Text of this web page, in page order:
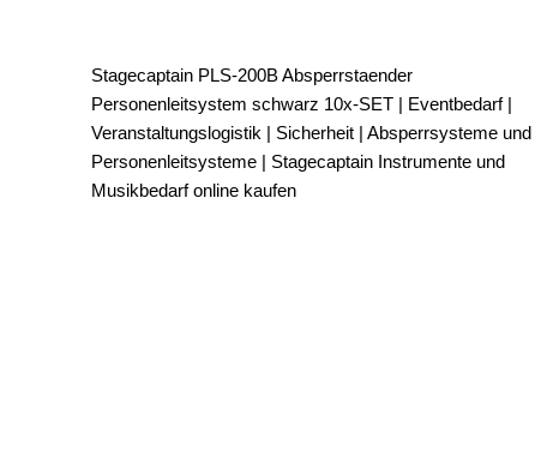
Stagecaptain PLS-200B Absperrstaender
Personenleitsystem schwarz 10x-SET | Eventbedarf |
Veranstaltungslogistik | Sicherheit | Absperrsysteme und
Personenleitsysteme | Stagecaptain Instrumente und
Musikbedarf online kaufen